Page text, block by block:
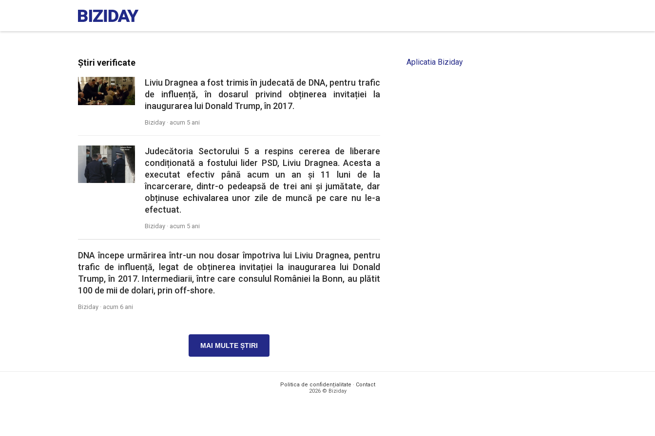
Știri verificate
Liviu Dragnea a fost trimis în judecată de DNA, pentru trafic
de influență, în dosarul privind obținerea invitației la
inaugurarea lui Donald Trump, în 2017.
Biziday · acum 5 ani
Judecătoria Sectorului 5 a respins cererea de liberare
condiționată a fostului lider PSD, Liviu Dragnea. Acesta a
executat efectiv până acum un an și 11 luni de la
încarcerare, dintr-o pedeapsă de trei ani și jumătate, dar
obținuse echivalarea unor zile de muncă pe care nu le-a
efectuat.
Biziday · acum 5 ani
DNA începe urmărirea într-un nou dosar împotriva lui Liviu Dragnea, pentru
trafic de influență, legat de obținerea invitației la inaugurarea lui Donald
Trump, în 2017. Intermediarii, între care consulul României la Bonn, au plătit
100 de mii de dolari, prin off-shore.
Biziday · acum 6 ani
MAI MULTE ȘTIRI
Aplicatia Biziday
Politica de confidențialitate · Contact
2026 © Biziday